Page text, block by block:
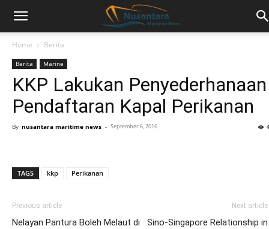
Home Berita
Berita Marine
KKP Lakukan Penyederhanaan
Pendaftaran Kapal Perikanan
By nusantara maritime news - September 6, 2016
TAGS kkp Perikanan
Previous article
Nelayan Pantura Boleh Melaut di
Next article
Sino-Singapore Relationship in